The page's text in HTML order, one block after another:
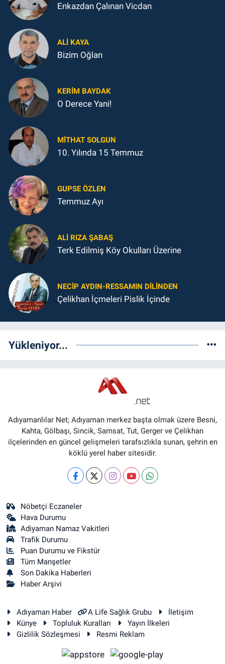
Enkazdan Çalınan Vicdan
ALI KAYA
Bizim Oğlan
KERIM BAYDAK
O Derece Yani!
MITHAT SOLGUN
10. Yılında 15 Temmuz
GUPSE ÖZLEN
Temmuz Ayı
ALI RIZA ŞABAŞ
Terk Edilmiş Köy Okulları Üzerine
NECIP AYDIN-RESSAMIN DILINDEN
Çelikhan İçmeleri Pislik İçinde
Yükleniyor...
Adıyamanlılar Net; Adıyaman merkez başta olmak üzere Besni,
Kahta, Gölbaşı, Sincik, Samsat, Tut, Gerger ve Çelikhan
ilçelerinden en güncel gelişmeleri tarafsızlıkla sunan, şehrin en
köklü yerel haber sitesidir.
Nöbetçi Eczaneler
Hava Durumu
Adiyaman Namaz Vakitleri
Trafik Durumu
Puan Durumu ve Fikstür
Tüm Manşetler
Son Dakika Haberleri
Haber Arşivi
Adıyaman Haber A Life Sağlık Grubu
İletişim
Künye
Topluluk Kuralları
Yayın İlkeleri
Gizlilik Sözleşmesi
Resmi Reklam